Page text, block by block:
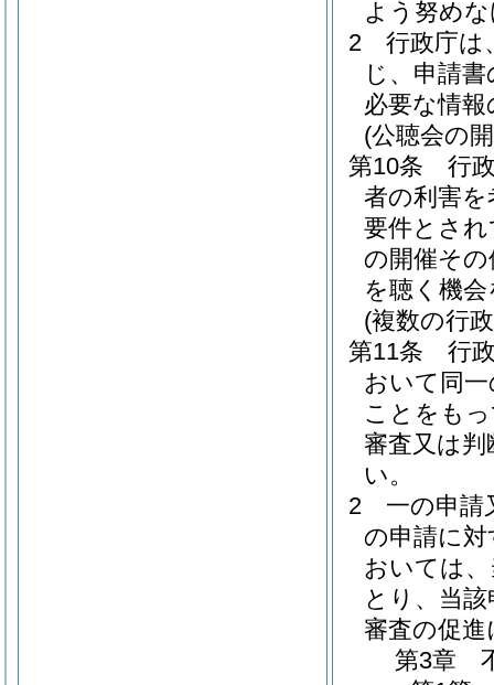
よう努め
2
行政庁は
じ、申請
必要な情
(公聴会の
第10条
行
者の利害
要件とさ
の開催そ
を聴く機
(複数の行
第11条
行
おいて同
ことをも
審査又は
い。
2
一の申請
の申請に
おいては
とり、当
審査の促
第3章